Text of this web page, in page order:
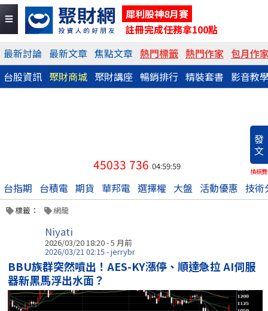
犀利股神8月賽
註冊完成任務拿100點
最新討論 最新文章 焦點文章 熱門標籤 熱門作家 包月作
台股資訊 聚財商城 聚財講座 暢銷排行 精裝套書 影音教
發
文
換稿費
45033 736 04:59:59
台指期 台積電 期貨 華邦電 選擇權 大盤 活動優惠 技術
標籤： 網龍
Niyati
2026/03/20 18:20 - 5 月前
2026/03/21 02:15 - jerrybr
BBU族群突然噴出！AES-KY漲停、順達急拉 AI伺服
器新黑馬浮出水面？